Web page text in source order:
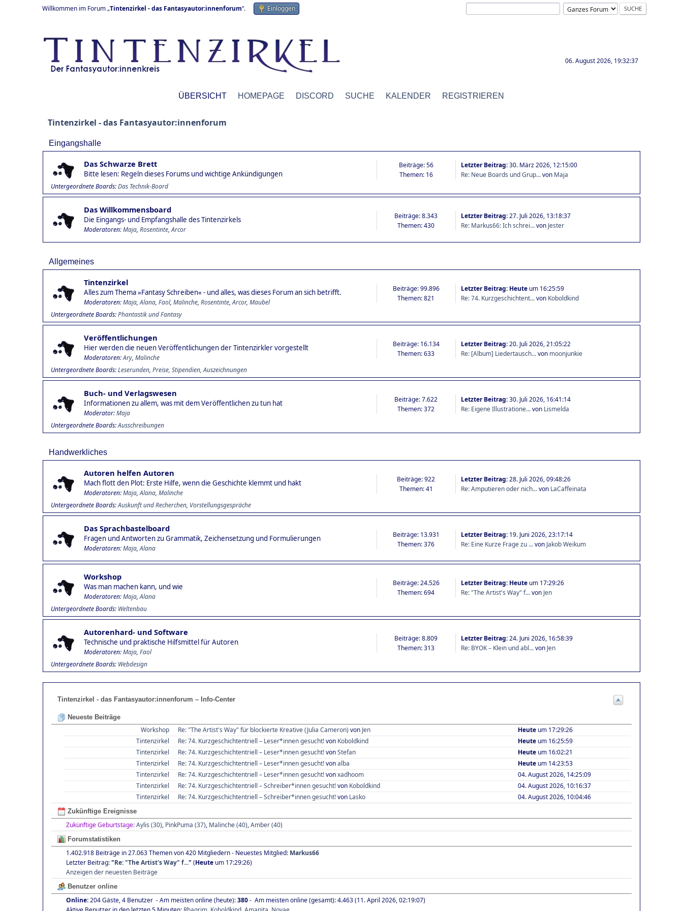
Willkommen im Forum „Tintenzirkel - das Fantasyautor:innenforum“. Einloggen
06. August 2026, 19:32:37
ÜBERSICHT HOMEPAGE DISCORD SUCHE KALENDER REGISTRIEREN
Tintenzirkel - das Fantasyautor:innenforum
Eingangshalle
Das Schwarze Brett
Bitte lesen: Regeln dieses Forums und wichtige Ankündigungen
Beiträge: 56
Themen: 16
Letzter Beitrag:30. März 2026, 12:15:00
Re: Neue Boards und Grup...von Maja
Untergeordnete Boards Das Technik-Board
Das Willkommensboard
Die Eingangs- und Empfangshalle des Tintenzirkels
Moderatoren:Maja, Rosentinte,Arcor
Beiträge: 8.343
Themen: 430
Letzter Beitrag:27. Juli 2026, 13:18:37
Re: Markus66: Ich schrei...von Jester
Allgemeines
Tintenzirkel
Alles zum Thema »Fantasy Schreiben« - und alles, was dieses Forum an sich betrifft.
Moderatoren:Maja,Alana, Faol, Malinche, Rosentinte,Arcor, Maubel
Beiträge: 99.896
Themen: 821
Letzter Beitrag: Heuteum 16:25:59
Re: 74. Kurzgeschichtent...von Koboldkind
Untergeordnete Boards Phantastik und Fantasy
Veröffentlichungen
Hier werden die neuen Veröffentlichungen der Tintenzirkler vorgestellt
Moderatoren:Ary, Malinche
Beiträge: 16.134
Themen: 633
Letzter Beitrag:20. Juli 2026, 21:05:22
Re: [Album] Liedertausch...von moonjunkie
Untergeordnete Boards Leserunden Preise, Stipendien, Auszeichnungen
Buch- und Verlagswesen
Informationen zu allem, was mit dem Veröffentlichen zu tun hat
Moderator:Maja
Beiträge: 7.622
Themen: 372
Letzter Beitrag:30. Juli 2026, 16:41:14
Re: Eigene Illustratione...von Lismelda
Untergeordnete Boards Ausschreibungen
Handwerkliches
Autoren helfen Autoren
Mach flott den Plot: Erste Hilfe, wenn die Geschichte klemmt und hakt
Moderatoren:Maja,Alana, Malinche
Beiträge: 922
Themen: 41
Letzter Beitrag:28. Juli 2026, 09:48:26
Re: Amputieren oder nich...von LaCaffeinata
Untergeordnete Boards Auskunft und Recherchen Vorstellungsgespräche
Das Sprachbastelboard
Fragen und Antworten zu Grammatik, Zeichensetzung und Formulierungen
Moderatoren:Maja,Alana
Beiträge: 13.931
Themen: 376
Letzter Beitrag: 19. Juni 2026, 23:17:14
Re: Eine Kurze Frage zu ...von Jakob Weikum
Workshop
Was man machen kann, und wie
Moderatoren:Maja,Alana
Beiträge: 24.526
Themen: 694
Letzter Beitrag: Heuteum 17:29:26
Re: "The Artist's Way" f...von Jen
Untergeordnete Boards Weltenbau
Autorenhard- und Software
Technische und praktische Hilfsmittel für Autoren
Moderatoren:Maja, Faol
Beiträge: 8.809
Themen: 313
Letzter Beitrag:24. Juni 2026, 16:58:39
Re: BYOK – Klein und abl...von Jen
Untergeordnete Boards Webdesign
Tintenzirkel - das Fantasyautor:innenforum – Info-Center
Neueste Beiträge
Workshop Re: "The Artist's Way" für blockierte Kreative (Julia Cameron) von Jen Heute um 17:29:26
Tintenzirkel
Re: 74. Kurzgeschichtentriell – Leser*innen gesucht!von Koboldkind Heute um 16:25:59
Tintenzirkel
Re: 74. Kurzgeschichtentriell – Leser*innen gesucht!vonStefan Heute um 16:02:21
Tintenzirkel
Re: 74. Kurzgeschichtentriell – Leser*innen gesucht!vonalba Heute um 14:23:53
Tintenzirkel
Re: 74. Kurzgeschichtentriell – Leser*innen gesucht!vonxadhoom
04. August 2026, 14:25:09
Tintenzirkel
Re: 74. Kurzgeschichtentriell – Schreiber*innen gesucht!von Koboldkind
04. August 2026, 10:16:37
Tintenzirkel
Re: 74. Kurzgeschichtentriell – Schreiber*innen gesucht!von Lasko 04. August 2026, 10:04:46
Zukünftige Ereignisse
Zukünftige Geburtstage:Aylis (30), PinkPuma (37), Malinche (40),Amber (40)
Forumstatistiken
1.402.918 Beiträge in 27.063 Themen von 420 Mitgliedern - Neuestes Mitglied: Markus66
Letzter Beitrag:"Re: "The Artist's Way" f..." (Heute um 17:29:26)
Anzeigen der neuesten Beiträge
Benutzer online
Online:204 Gäste, 4 Benutzer - Am meisten online (heute):380- Am meisten online (gesamt): 4.463 (11. April 2026, 02:19:07)